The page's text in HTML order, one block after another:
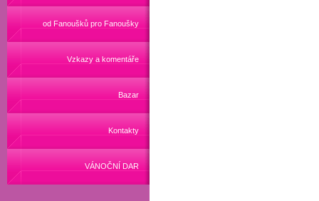
od Fanoušků pro Fanoušky
Vzkazy a komentáře
Bazar
Kontakty
VÁNOČNÍ DAR